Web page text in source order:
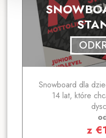
Snowboard dla
14 lat, które
z €